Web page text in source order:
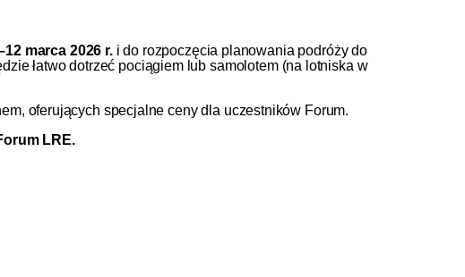
marca 2026 r.i do rozpoczęcia planowania podróży do
łatwo dotrzeć pociągiem lub samolotem (na lotniska w
oferujących specjalne ceny dla uczestników Forum.
LRE.